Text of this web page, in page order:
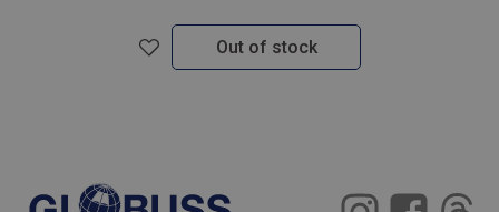
Out of stock